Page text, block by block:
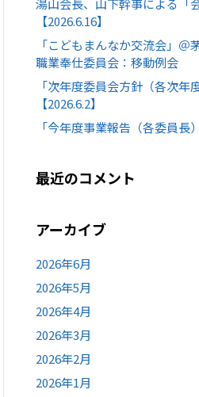
湯山会長、山下幹事による「
【2026.6.16】
「こどもまんなか交流会」＠
職業奉仕委員会：移動例会
「次年度委員会方針（各次年
【2026.6.2】
「今年度事業報告（各委員長
最近のコメント
アーカイブ
2026年6月
2026年5月
2026年4月
2026年3月
2026年2月
2026年1月